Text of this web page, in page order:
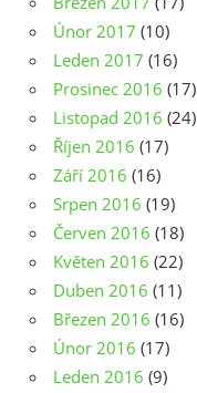
Únor 2017 (10)
Leden 2017 (16)
Prosinec 2016 (17)
Listopad 2016 (24)
Říjen 2016 (17)
Září 2016 (16)
Srpen 2016 (19)
Červen 2016 (18)
Květen 2016 (22)
Duben 2016 (11)
Březen 2016 (16)
Únor 2016 (17)
Leden 2016 (9)